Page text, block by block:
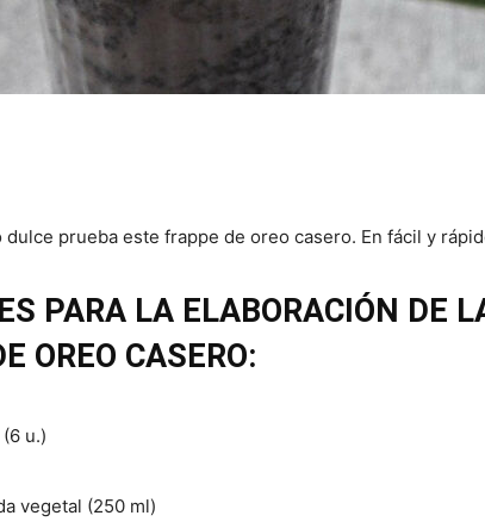
dulce prueba este frappe de oreo casero. En fácil y
PARA LA ELABORACIÓN DE
OREO CASERO:
(6 u.)
vegetal (250 ml)